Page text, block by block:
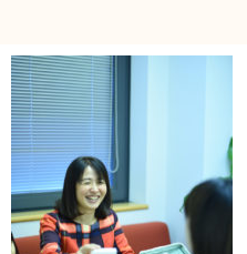
自然派ママ